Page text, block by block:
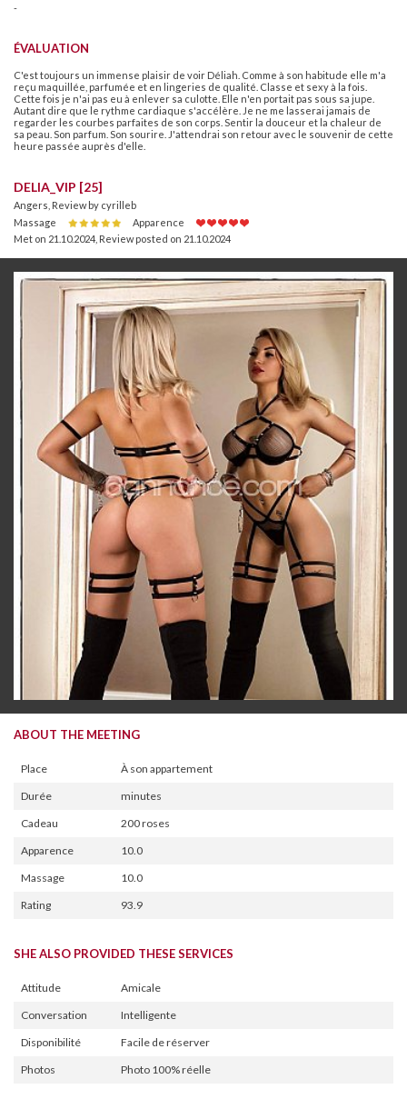
-
ÉVALUATION
C'est toujours un immense plaisir de voir Déliah. Comme à son habitude elle m'a
reçu maquillée, parfumée et en lingeries de qualité. Classe et sexy à la fois.
Cette fois je n'ai pas eu à enlever sa culotte. Elle n'en portait pas sous sa jupe.
Autant dire que le rythme cardiaque s'accélère. Je ne me lasserai jamais de
regarder les courbes parfaites de son corps. Sentir la douceur et la chaleur de
sa peau. Son parfum. Son sourire. J'attendrai son retour avec le souvenir de cette
heure passée auprès d'elle.
DELIA_VIP [25]
Angers, Review by cyrilleb
Massage
Apparence
Met on 21.10.2024 Review posted on 21.10.2024
ABOUT THE MEETING
Place
À son appartement
Durée
minutes
Cadeau
200 roses
Apparence
10.0
Massage
10.0
Rating
93.9
SHE ALSO PROVIDED THESE SERVICES
Attitude
Amicale
Conversation
Intelligente
Disponibilité
Facile de réserver
Photos
Photo 100% réelle